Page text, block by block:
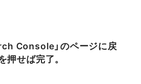
Console」のページに戻
押せば完了。